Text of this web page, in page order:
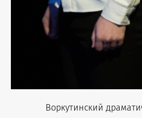
Воркутинский